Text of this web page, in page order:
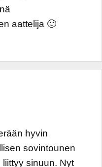
aattelija 🙂
hyvin
sovintounen
sinuun. Nyt